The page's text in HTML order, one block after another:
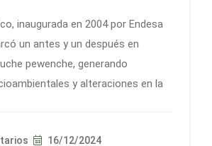
inaugurada en 2004 por Endesa
un antes y un después en
pewenche, generando
y alteraciones en la
16/12/2024